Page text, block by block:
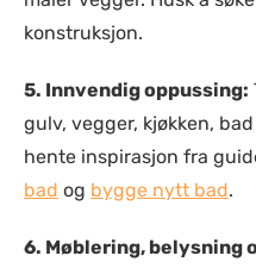
konstruksjon.
5. Innvendig oppussing:
gulv, vegger, kjøkken,
hente inspirasjon fra
bad og bygge nytt bad.
6. Møblering, belysning